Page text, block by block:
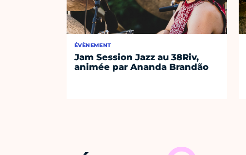
ÉVÈNEMENT
Jam Session Jazz au 38Riv,
animée par Ananda Brandão